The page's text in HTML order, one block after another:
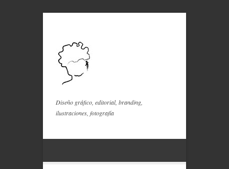
Diseño gráfico, editorial, branding,
ilustraciones, fotografía